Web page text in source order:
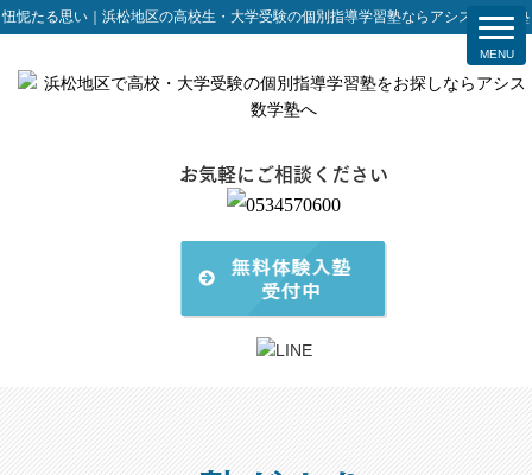
忸怩たる思い｜浜松地区の高校生・大学受験の個別指導学習塾ならアシスト数学塾
お気軽にご相談ください